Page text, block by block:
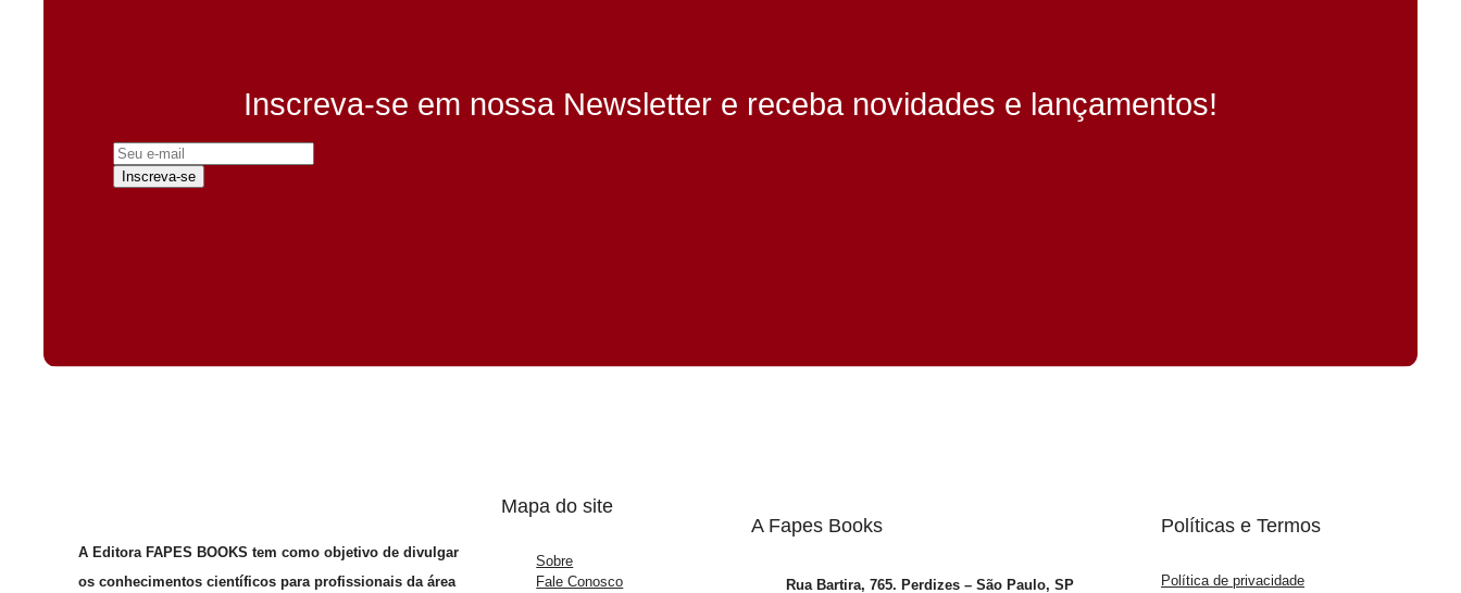
Inscreva-se em nossa Newsletter e receba novidades e lançamentos!
Inscreva-se
A Editora FAPES BOOKS tem como objetivo de divulgar
os conhecimentos científicos para profissionais da área
Mapa do site
Sobre
Fale Conosco
A Fapes Books
Rua Bartira, 765. Perdizes – São Paulo, SP
Políticas e Termos
Política de privacidade